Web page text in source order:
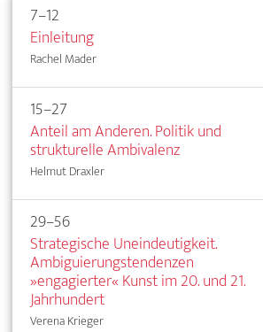
7–12
Einleitung
Rachel Mader
15–27
Anteil am Anderen. Politik und
strukturelle Ambivalenz
Helmut Draxler
29–56
Strategische Uneindeutigkeit.
Ambiguierungstendenzen
»engagierter« Kunst im 20. und 21.
Jahrhundert
Verena Krieger